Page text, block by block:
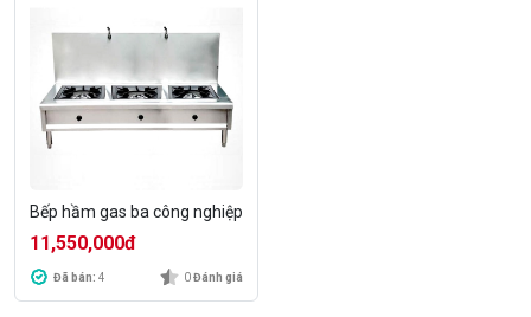
Bếp hầm gas ba công nghiệp
11,550,000đ
Đã bán: 4 0Đánh giá